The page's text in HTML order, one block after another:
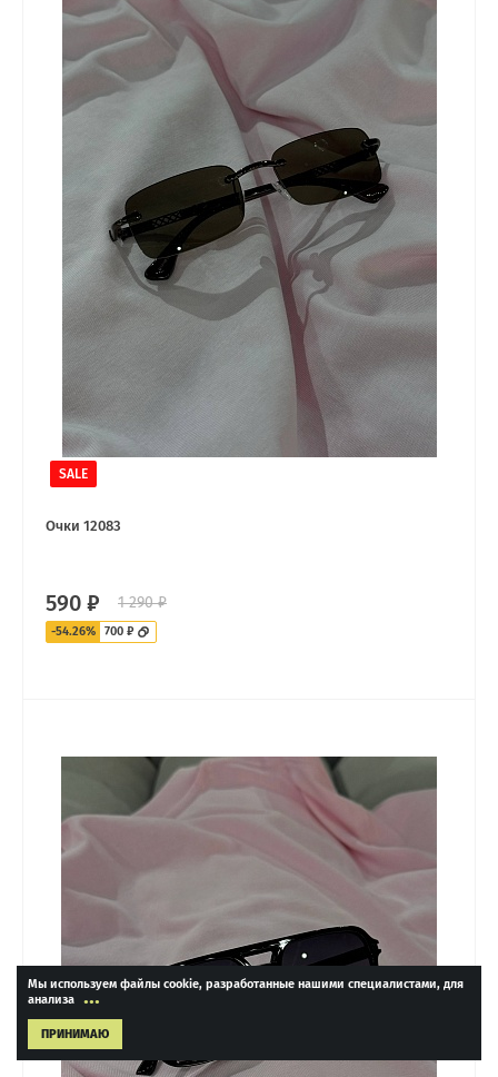
SALE
Очки 12083
590 ₽ 1 290 ₽
-54.26% 700 ₽
Мы используем файлы cookie, разработанные нашими специалистами, для
анализа
...
ПРИНИМАЮ